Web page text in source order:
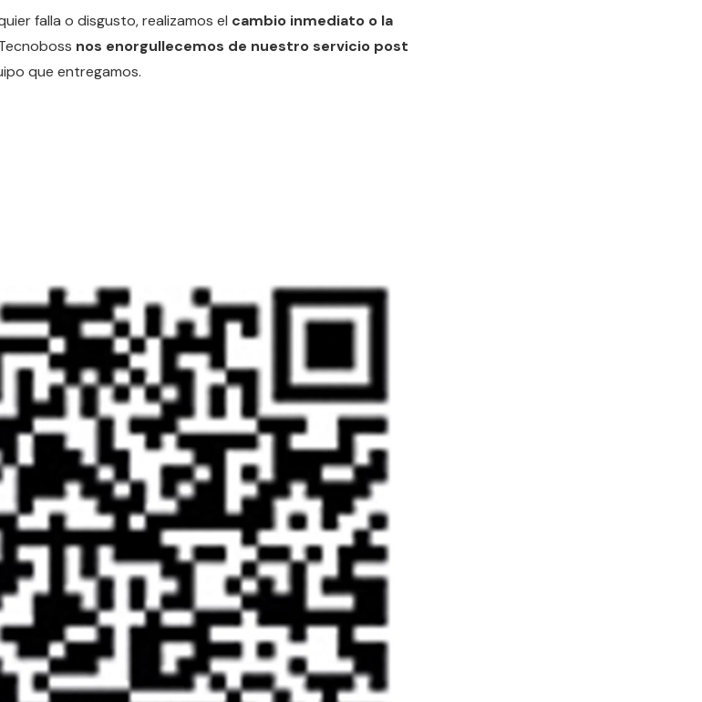
falla o disgusto, realizamos el cambio inmediato o la
nos enorgullecemos de nuestro servicio post
que entregamos.